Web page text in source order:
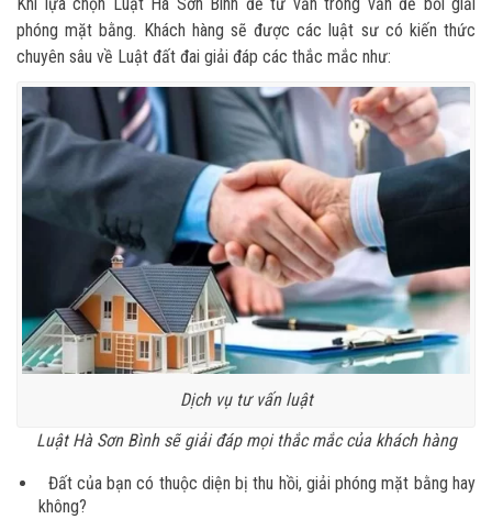
phóng mặt bằng. Khách hàng sẽ được các luật sư có kiến thức
chuyên sâu về Luật đất đai giải đáp các thắc mắc như:
Dịch vụ tư vấn luật
Luật Hà Sơn Bình sẽ giải đáp mọi thắc mắc của khách hàng
Đất của bạn có thuộc diện bị thu hồi, giải phóng mặt bằng hay
không?